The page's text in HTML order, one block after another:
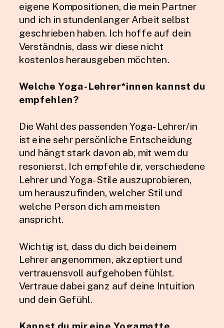
eigene Kompositionen, die mein Partner
und ich in stundenlanger Arbeit selbst
geschrieben haben. Ich hoffe auf dein
Verständnis, dass wir diese nicht
kostenlos herausgeben möchten.
Welche Yoga-Lehrer*innen kannst du
empfehlen?
Die Wahl des passenden Yoga-Lehrer/in
ist eine sehr persönliche Entscheidung
und hängt stark davon ab, mit wem du
resonierst. Ich empfehle dir, verschiedene
Lehrer und Yoga-Stile auszuprobieren,
um herauszufinden, welcher Stil und
welche Person dich am meisten
anspricht.
Wichtig ist, dass du dich bei deinem
Lehrer angenommen, akzeptiert und
vertrauensvoll aufgehoben fühlst.
Vertraue dabei ganz auf deine Intuition
und dein Gefühl.